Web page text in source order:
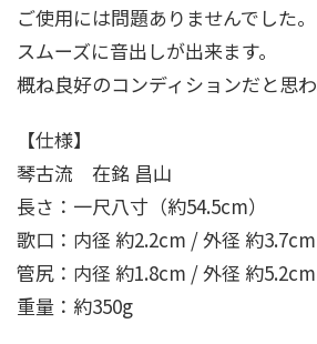
ご使用には問題ありませんでした。
スムーズに音出しが出来ます。
概ね良好のコンディションだと思わ
【仕様】
琴古流 在銘 昌山
長さ：一尺八寸（約54.5cm）
歌口：内径 約2.2cm / 外径 約3.7cm
管尻：内径 約1.8cm / 外径 約5.2cm
重量：約350g